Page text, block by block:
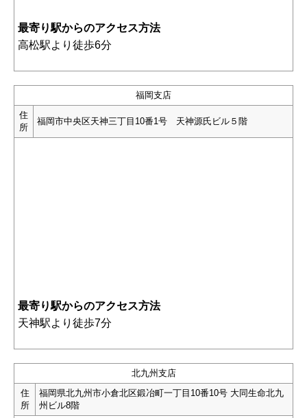
最寄り駅からのアクセス方法
高松駅より徒歩6分
福岡支店
住
所
福岡市中央区天神三丁目10番1号 天神源氏ビル５階
最寄り駅からのアクセス方法
天神駅より徒歩7分
北九州支店
住
所
福岡県北九州市小倉北区鍛冶町一丁目10番10号 大同生命北九
州ビル8階